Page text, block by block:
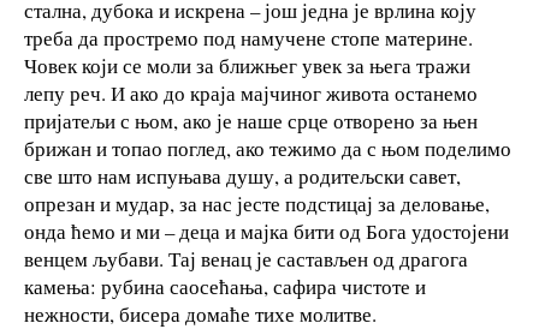
стална, дубока и искрена – још једна је врлина коју
треба да простремо под намучене стопе материне.
Човек који се моли за ближњег увек за њега тражи
лепу реч. И ако до краја мајчиног живота останемо
пријатељи с њом, ако је наше срце отворено за њен
брижан и топао поглед, ако тежимо да с њом поделимо
све што нам испуњава душу, а родитељски савет,
опрезан и мудар, за нас јесте подстицај за деловање,
онда ћемо и ми – деца и мајка бити од Бога удостојени
венцем љубави. Тај венац је састављен од драгога
камења: рубина саосећања, сафира чистоте и
нежности, бисера домаће тихе молитве.